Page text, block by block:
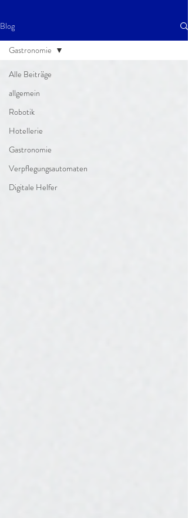
Blog
Alle Beiträge
allgemein
Robotik
Hotellerie
Gastronomie
Verpflegungsautomaten
Digitale Helfer
Gastronomie